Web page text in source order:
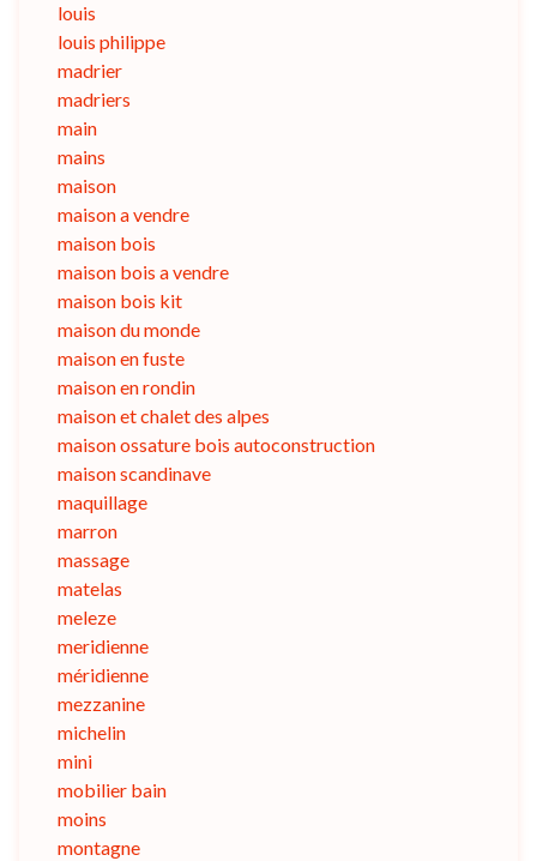
louis
louis philippe
madrier
madriers
main
mains
maison
maison a vendre
maison bois
maison bois a vendre
maison bois kit
maison du monde
maison en fuste
maison en rondin
maison et chalet des alpes
maison ossature bois autoconstruction
maison scandinave
maquillage
marron
massage
matelas
meleze
meridienne
méridienne
mezzanine
michelin
mini
mobilier bain
moins
montagne